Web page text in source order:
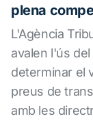
plena
L'Agència
avalen l'ús
determinar el
preus de
amb les